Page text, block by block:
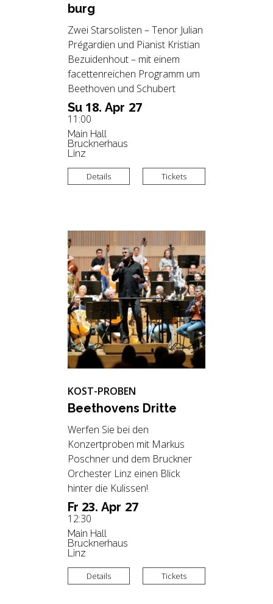
Su 18. Apr 27
11:00
Main Hall
Brucknerhaus
Linz
burg
Zwei Starsolisten – Tenor Julian
Prégardien und Pianist Kristian
Bezuidenhout – mit einem
facettenreichen Programm um
Beethoven und Schubert
Details Tickets
Fr 23. Apr 27
12:30
Main Hall
Brucknerhaus
Linz
KOST-PROBEN
Beet­ho­vens Drit­te
Werfen Sie bei den
Konzertproben mit Markus
Poschner und dem Bruckner
Orchester Linz einen Blick
hinter die Kulissen!
Details Tickets